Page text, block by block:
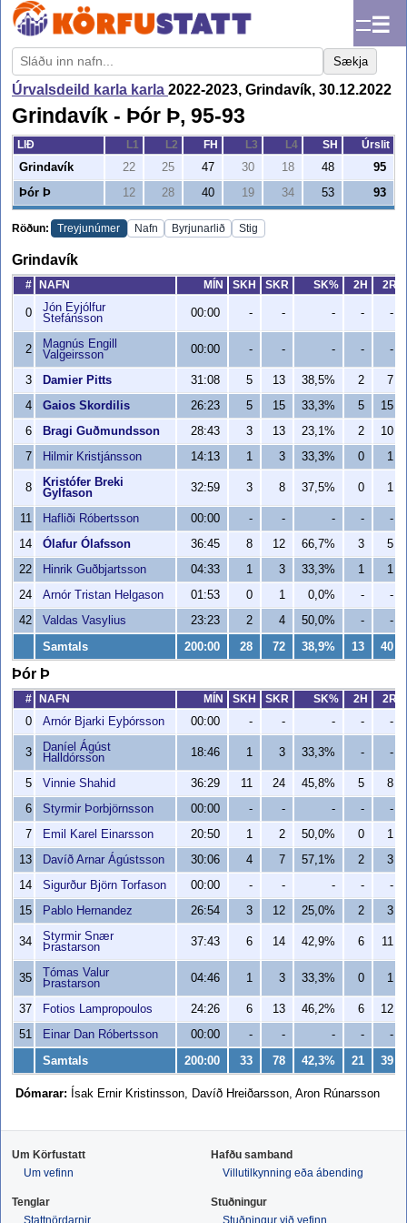
☰
Sækja
Úrvalsdeild karla karla 2022-2023, Grindavík, 30.12.2022
Grindavík - Þór Þ, 95-93
LIÐ L1 L2 FH L3 L4 SH
Úrslit
Grindavík
22 25 47 30 18 48
95
Þór Þ
12 28 40 19 34 53 93
Röðun: Treyjunúmer Nafn Byrjunarlið Stig
Grindavík
# NAFN MÍN SKH SKR SK% 2H 2R
0
Jón Eyjólfur
Stefánsson
00:00 - - - - -
2
Magnús Engill
Valgeirsson
00:00 - - - - -
3 Damier Pitts 31:08 5 13 38,5% 2
7
4
Gaios Skordilis 26:23 5 15 33,3% 5
15
6
Bragi Guðmundsson 28:43 3 13 23,1% 2
10
7
Hilmir Kristjánsson 14:13 1 3 33,3% 0 1
8
Kristófer Breki
Gylfason
32:59 3 8 37,5% 0 1
11 Hafliði Róbertsson 00:00 - - - -
-
14
Ólafur Ólafsson 36:45 8 12 66,7% 3
5
22
Hinrik Guðbjartsson 04:33 1 3 33,3% 1
1
24
Arnór Tristan Helgason 01:53 0 1 0,0% -
-
42
Valdas Vasylius 23:23 2 4 50,0% - -
Samtals 200:00 28 72 38,9% 13 40
Þór Þ
# NAFN MÍN SKH SKR SK% 2H
2R
0
Arnór Bjarki Eyþórsson 00:00 - - - - -
3
Daníel Ágúst
Halldórsson
18:46 1 3 33,3% - -
5 Vinnie Shahid 36:29 11 24 45,8% 5
8
6
Styrmir Þorbjörnsson 00:00 - - - -
-
7
Emil Karel Einarsson 20:50 1 2 50,0% 0
1
13
Davíð Arnar Ágústsson 30:06 4 7 57,1% 2
3
14
Sigurður Björn Torfason 00:00 - - - -
-
15
Pablo Hernandez 26:54 3 12 25,0% 2 3
34
Styrmir Snær
Þrastarson
37:43 6 14 42,9% 6 11
35
Tómas Valur
Þrastarson
04:46 1 3 33,3% 0 1
37 Fotios Lampropoulos 24:26 6 13 46,2% 6
12
51
Einar Dan Róbertsson 00:00 - - - - -
Samtals 200:00 33 78 42,3% 21 39
Dómarar: Ísak Ernir Kristinsson, Davíð Hreiðarsson, Aron Rúnarsson
Um Körfustatt
Um vefinn
Hafðu samband
Villutilkynning eða ábending
Tenglar
Stattnördarnir
Stuðningur
Stuðningur við vefinn